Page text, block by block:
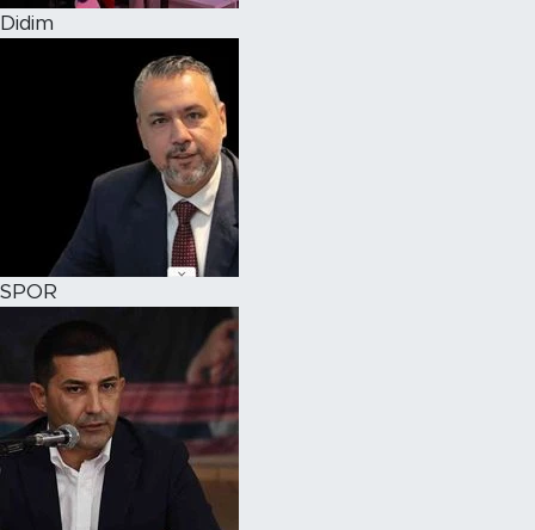
Didim
SPOR